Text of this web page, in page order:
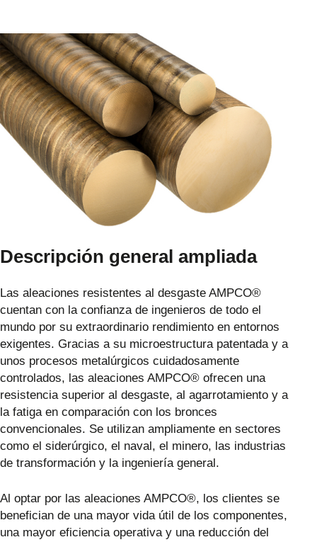
Descripción general ampliada
Las aleaciones resistentes al desgaste AMPCO®
cuentan con la confianza de ingenieros de todo el
mundo por su extraordinario rendimiento en entornos
exigentes. Gracias a su microestructura patentada y a
unos procesos metalúrgicos cuidadosamente
controlados, las aleaciones AMPCO® ofrecen una
resistencia superior al desgaste, al agarrotamiento y a
la fatiga en comparación con los bronces
convencionales. Se utilizan ampliamente en sectores
como el siderúrgico, el naval, el minero, las industrias
de transformación y la ingeniería general.
Al optar por las aleaciones AMPCO®, los clientes se
benefician de una mayor vida útil de los componentes,
una mayor eficiencia operativa y una reducción del